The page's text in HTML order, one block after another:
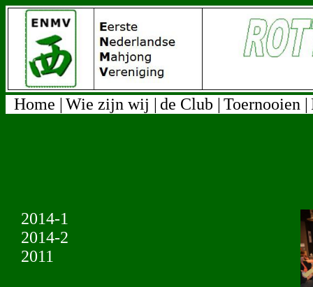
Home | Wie zijn wij | de Club | Toernooien |
2014-1
2014-2
2011